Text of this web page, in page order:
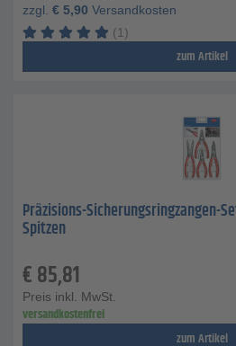
zzgl. € 5,90 Versandkosten
(1)
zum Artikel
Präzisions-Sicherungsringzangen-
Spitzen
€85,81
Preis inkl. MwSt.
versandkostenfrei
zum Artikel